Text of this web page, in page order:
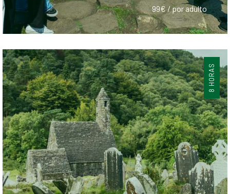
99€ / por adulto
8 HORAS